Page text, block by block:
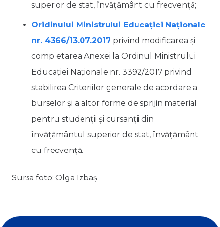
superior de stat, învăţământ cu frecvenţă;
Oridinului Ministrului Educației Naționale
nr. 4366/13.07.2017 privind modificarea și
completarea Anexei la Ordinul Ministrului
Educației Naționale nr. 3392/2017 privind
stabilirea Criteriilor generale de acordare a
burselor şi a altor forme de sprijin material
pentru studenţii şi cursanţii din
învăţământul superior de stat, învăţământ
cu frecvenţă.
Sursa foto: Olga Izbaș